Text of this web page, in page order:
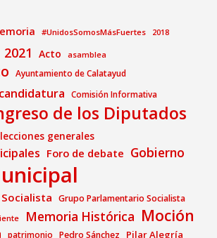
#UnidosSomosMásFuertes 2018
2021 Acto asamblea
Ayuntamiento de Calatayud
candidatura Comisión Informativa
de los Diputados
generales
Foro de debate Gobierno
Grupo Parlamentario Socialista
Memoria Histórica Moción
patrimonio Pedro Sánchez Pilar Alegría